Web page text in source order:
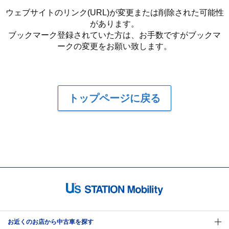
ウェブサイトのリンク(URL)が変更または削除された可能性
があります。
ブックマーク登録されていた方は、お手数ですがブックマ
ークの変更をお願い致します。
トップページに戻る
お近くのお店から中古車を探す